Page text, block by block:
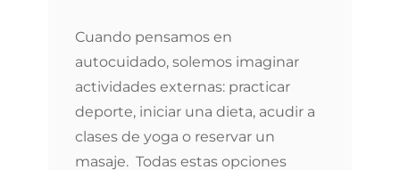
Cuando pensamos en
autocuidado, solemos imaginar
actividades externas: practicar
deporte, iniciar una dieta, acudir a
clases de yoga o reservar un
masaje. Todas estas opciones